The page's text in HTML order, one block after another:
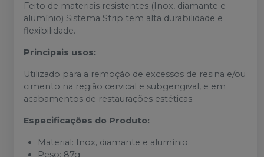
Feito de materiais resistentes (Inox, diamante e
alumínio) Sistema Strip tem alta durabilidade e
flexibilidade.
Principais usos:
Utilizado para a remoção de excessos de resina e/ou
cimento na região cervical e subgengival, e em
acabamentos de restaurações estéticas.
Especificações do Produto:
Material: Inox, diamante e alumínio
Peso: 87g